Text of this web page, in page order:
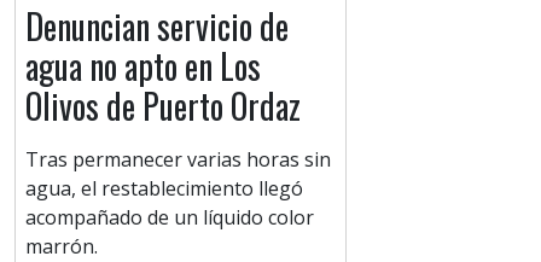
Denuncian servicio de
agua no apto en Los
Olivos de Puerto Ordaz
Tras permanecer varias horas sin
agua, el restablecimiento llegó
acompañado de un líquido color
marrón.